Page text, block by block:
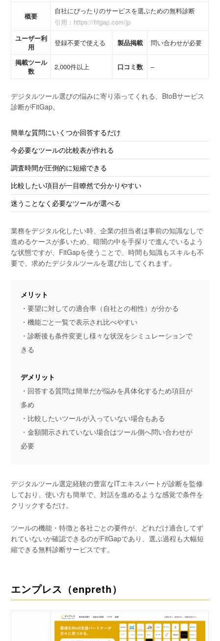
概要
自社にぴったりのサービスを選ぶための無料診断
引用：https://fitgap.com/jp
ユーザー利
用
登録不要で使える 製品掲載 問い合わせが必要
掲載ツール
数
2,000件以上 口コミ数 –
デジタルツール選びの悩みに寄り添ってくれる、BtoBサービス
診断がFitGap。
簡単な質問にいくつか回答するだけ
今必要なツールの比較表が作れる
調査時間が圧倒的に短縮できる
比較したい項目が一目瞭然で分かりやすい
迷うことなく必要なツールが選べる
業務をデジタル化したい時、企業の担当者は事前の知識なしで
進めるケースが多いため、暗闇の中を手探りで進んでいるよう
な状態ですが、FitGapを使うことで、時間も知識もスキルも不
要で、求めたデジタルツールを選び出してくれます。
メリット
・要望に対しての適合率（自社との相性）が分かる
・機能ごと一覧で表示され比べやすい
・診断後も条件変更し様々な状況をシミュレーションで
きる
デメリット
・回答する質問は簡単だが悩みを具体化するため項目が
多め
・比較したいツールが入っていない場合もある
・金額開示されていない場合はツール側へ問い合わせが
必要
デジタルツール選定経験の豊富なITエキスパートが診断を監修
しており、使い方も簡単で、対話を進めるような感覚で条件を
クリックするだけ。
ツールの機能・特徴と各社ごとの要件が、どれだけ適合してず
れていないか確認できるのがFitGapであり、選ぶ過程も大幅短
縮できる無料診断サービスです。
エンプレス（enpreth）